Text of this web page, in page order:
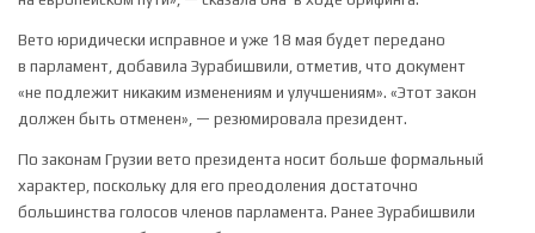
Вето юридически исправное и уже 18 мая будет передано
в парламент, добавила Зурабишвили, отметив, что документ
«не подлежит никаким изменениям и улучшениям». «Этот закон
должен быть отменен», — резюмировала президент.
По законам Грузии вето президента носит больше формальный
характер, поскольку для его преодоления достаточно
большинства голосов членов парламента. Ранее Зурабишвили